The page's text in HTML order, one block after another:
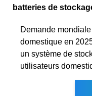
batteries de
Demande
domestique en
un système de
utilisateurs